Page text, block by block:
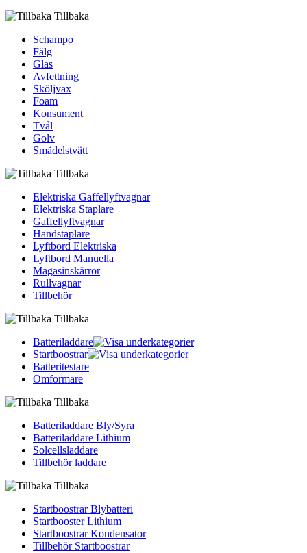
Tillbaka
Schampo
Fälg
Glas
Avfettning
Sköljvax
Foam
Konsument
Tvål
Golv
Smådelstvätt
Tillbaka
Elektriska Gaffellyftvagnar
Elektriska Staplare
Gaffellyftvagnar
Handstaplare
Lyftbord Elektriska
Lyftbord Manuella
Magasinskärror
Rullvagnar
Tillbehör
Tillbaka
Batteriladdare
Startboostrar
Batteritestare
Omformare
Tillbaka
Batteriladdare Bly/Syra
Batteriladdare Lithium
Solcellsladdare
Tillbehör laddare
Tillbaka
Startboostrar Blybatteri
Startbooster Lithium
Startboostrar Kondensator
Tillbehör Startboostrar